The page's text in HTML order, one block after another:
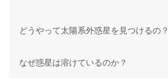
どうやって太陽系外惑星を見つけるの？
なぜ惑星は溶けているのか？